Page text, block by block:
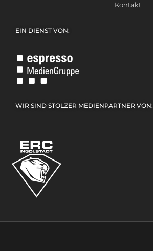
Kontakt
EIN DIENST VON:
WIR SIND STOLZER MEDIENPARTNER VON: